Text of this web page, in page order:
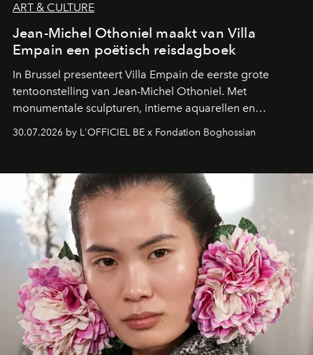
ART & CULTURE
Jean-Michel Othoniel maakt van Villa
Empain een poëtisch reisdagboek
In Brussel presenteert Villa Empain de eerste grote
tentoonstelling van Jean-Michel Othoniel. Met
monumentale sculpturen, intieme aquarellen en
fonkelend Murano-glas creëert de Franse kunstenaar
een emotionele reis waarin elk werk de herinnering
moment van verwondering.
30.07.2026 by L'OFFICIEL BE x Fondation Boghossian